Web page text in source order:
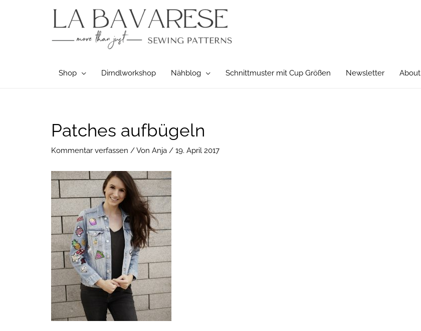
Shop Dirndlworkshop Nähblog Schnittmuster mit Cup Größen Newsletter About
Patches aufbügeln
Kommentar verfassen / Von Anja / 19. April 2017
Post
navigation